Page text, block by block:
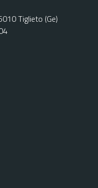
Tiglieto (Ge)